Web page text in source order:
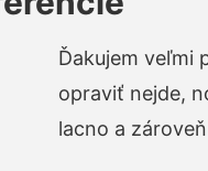
Ďakujem veľmi
opraviť nejde,
lacno a